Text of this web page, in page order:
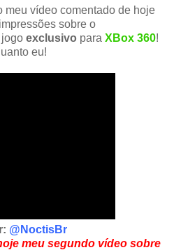
meu vídeo comentado de hoje
sobre o
jogo exclusivo para XBox 360!
eu!
@NoctisBr
meu segundo vídeo sobre